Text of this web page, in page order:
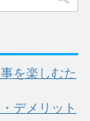
を楽しむた
デメリット